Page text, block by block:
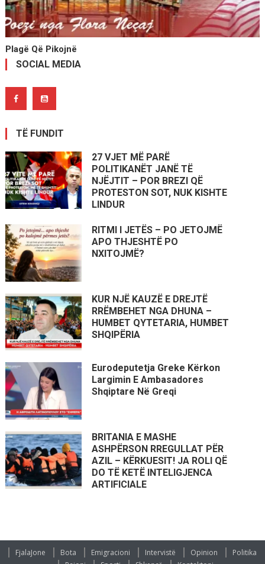
Plagë Që Pikojnë
SOCIAL MEDIA
TË FUNDIT
27 VJET MË PARË
POLITIKANËT JANË TË
NJËJTIT – POR BREZI QË
PROTESTON SOT, NUK KISHTE
LINDUR
RITMI I JETËS – PO JETOJMË
APO THJESHTË PO
NXITOJMË?
KUR NJË KAUZË E DREJTË
RRËMBEHET NGA DHUNA –
HUMBET QYTETARIA, HUMBET
SHQIPËRIA
Eurodeputetja Greke Kërkon
Largimin E Ambasadores
Shqiptare Në Greqi
BRITANIA E MASHE
ASHPËRSON RREGULLAT PËR
AZIL – KËRKUESIT! JA ROLI QË
DO TË KETË INTELIGJENCA
ARTIFICIALE
FjalaJone Bota Emigracioni Intervistë Opinion
Politika